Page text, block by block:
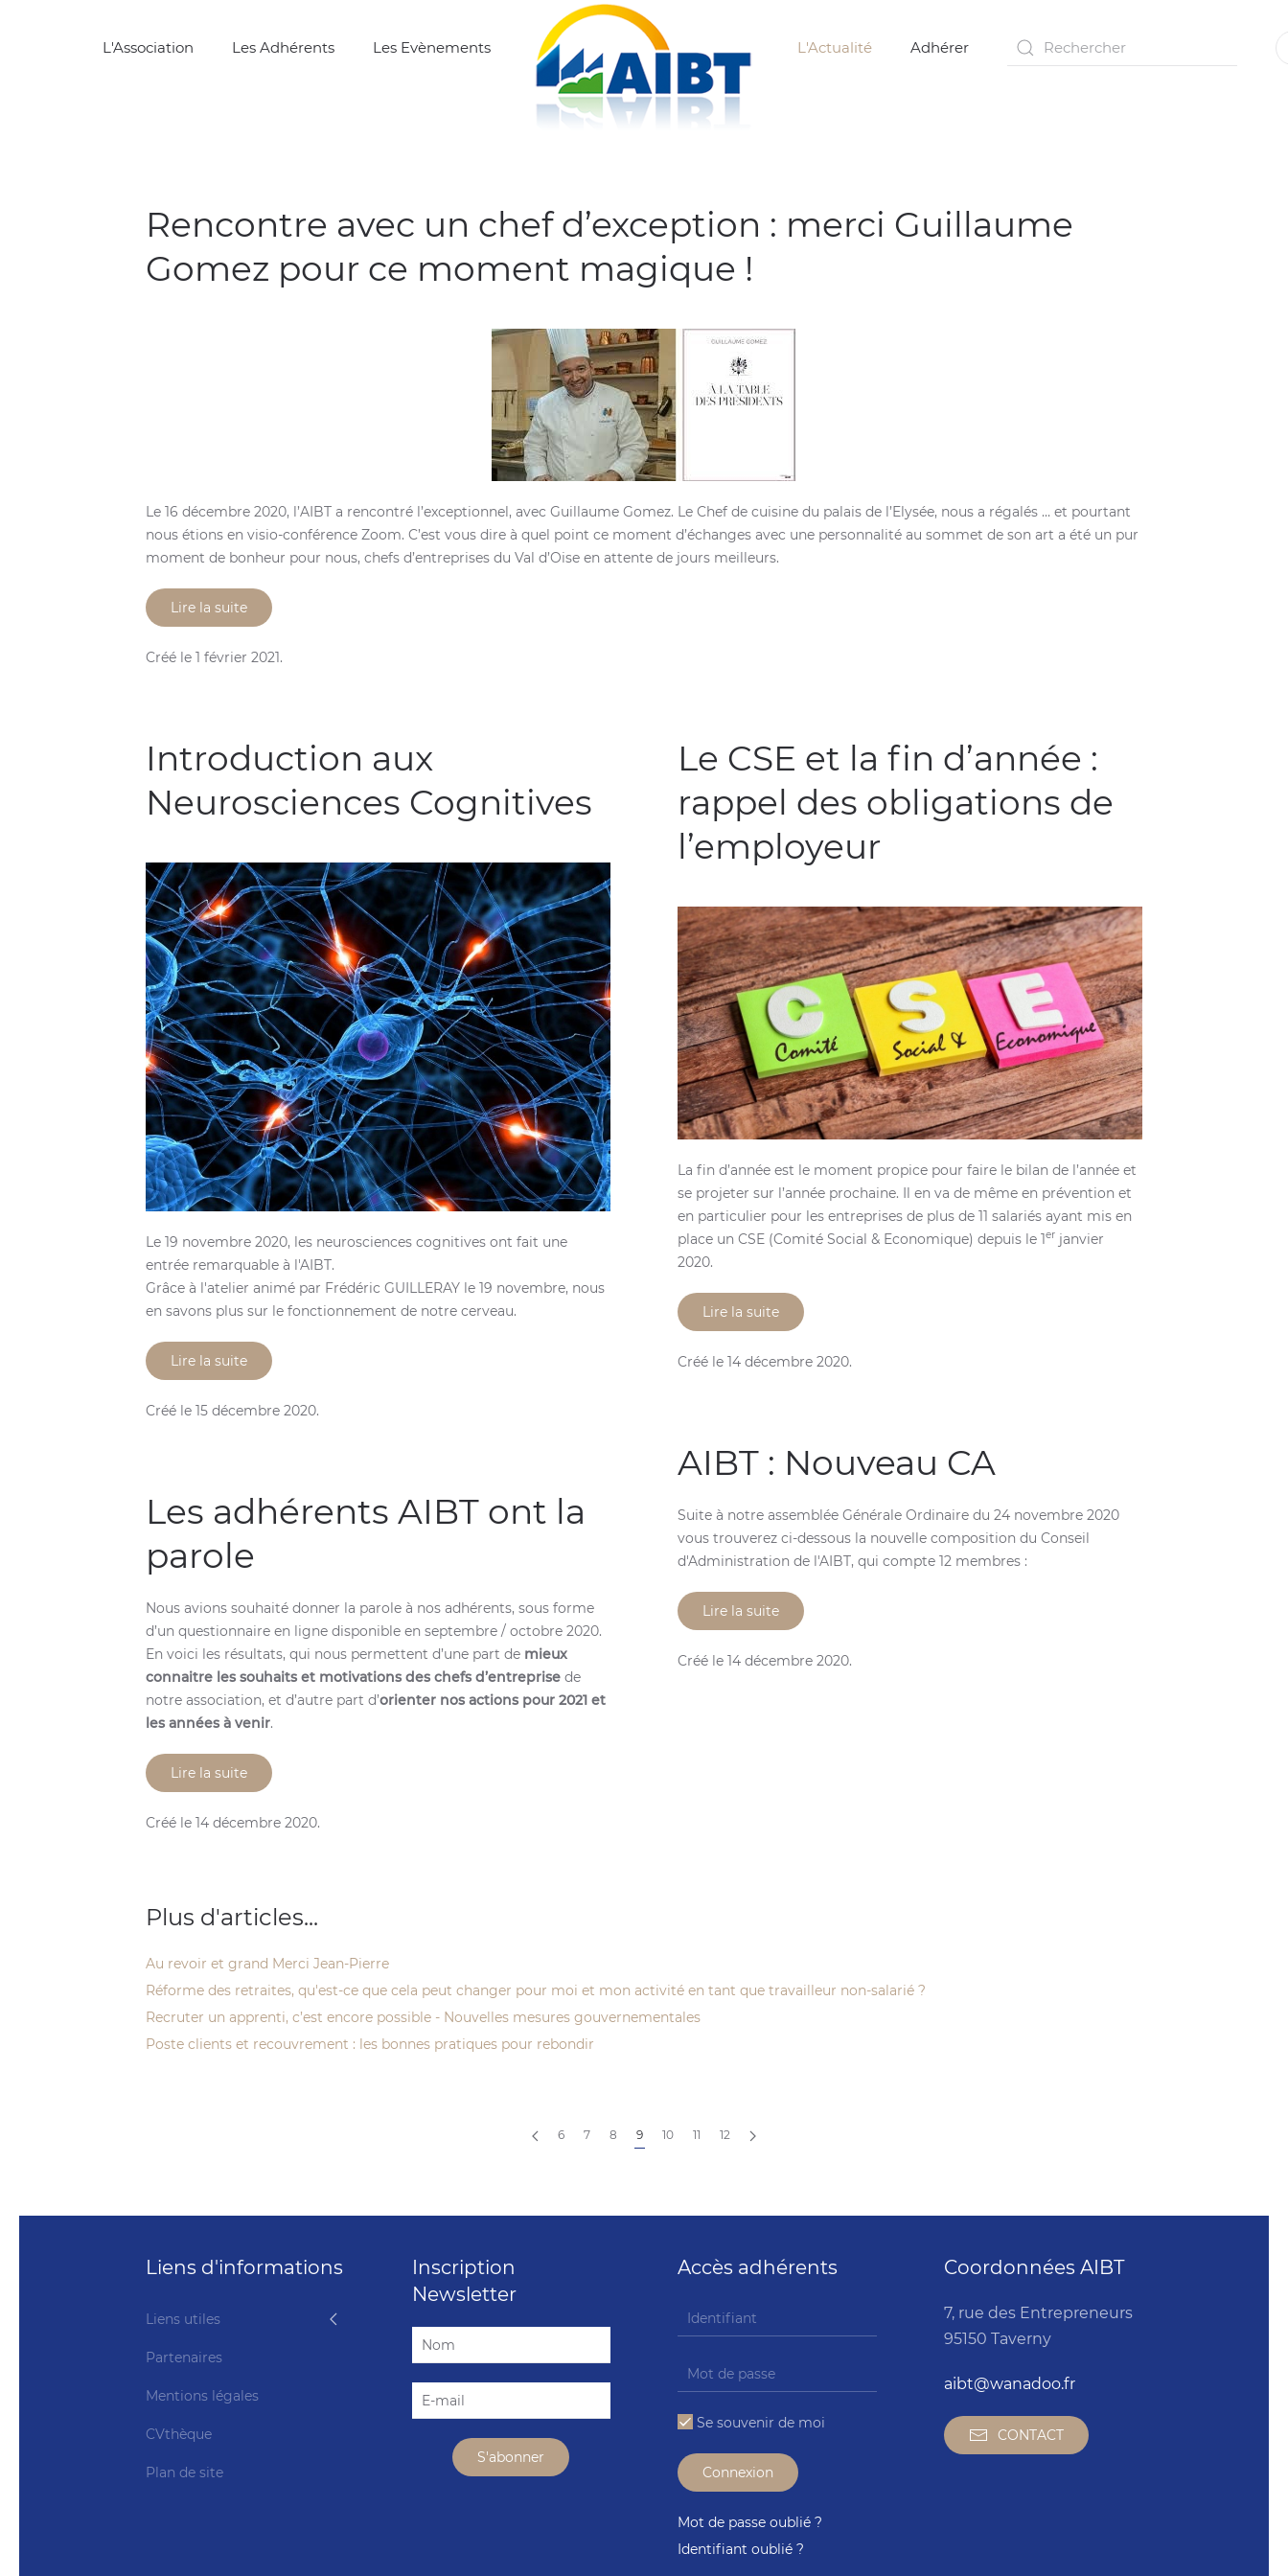
L'Association Les Adhérents Les Evènements L'Actualité Adhérer
Rencontre avec un chef d’exception : merci Guillaume
Gomez pour ce moment magique !
Le 16 décembre 2020, l’AIBT a rencontré l’exceptionnel, avec Guillaume Gomez. Le Chef de cuisine du palais de l’Elysée, nous a régalés … et pourtant
nous étions en visio-conférence Zoom. C’est vous dire à quel point ce moment d’échanges avec une personnalité au sommet de son art a été un pur
moment de bonheur pour nous, chefs d’entreprises du Val d’Oise en attente de jours meilleurs.
Lire la suite
Créé le 1 février 2021.
Introduction aux
Neurosciences Cognitives
Le 19 novembre 2020, les neurosciences cognitives ont fait une
entrée remarquable à l'AIBT.
Grâce à l'atelier animé par Frédéric GUILLERAY le 19 novembre, nous
en savons plus sur le fonctionnement de notre cerveau.
Lire la suite
Créé le 15 décembre 2020.
Le CSE et la fin d’année :
rappel des obligations de
l’employeur
La fin d’année est le moment propice pour faire le bilan de l’année et
se projeter sur l’année prochaine. Il en va de même en prévention et
en particulier pour les entreprises de plus de 11 salariés ayant mis en
place un CSE (Comité Social & Economique) depuis le 1er janvier
2020.
Lire la suite
Créé le 14 décembre 2020.
Les adhérents AIBT ont la
parole
Nous avions souhaité donner la parole à nos adhérents, sous forme
d’un questionnaire en ligne disponible en septembre / octobre 2020.
En voici les résultats, qui nous permettent d’une part de mieux
connaitre les souhaits et motivations des chefs d’entreprise de
notre association, et d’autre part d’orienter nos actions pour 2021 et
les années à venir.
Lire la suite
Créé le 14 décembre 2020.
AIBT : Nouveau CA
Suite à notre assemblée Générale Ordinaire du 24 novembre 2020
vous trouverez ci-dessous la nouvelle composition du Conseil
d'Administration de l'AIBT, qui compte 12 membres :
Lire la suite
Créé le 14 décembre 2020.
Plus d'articles...
Au revoir et grand Merci Jean-Pierre
Réforme des retraites, qu'est-ce que cela peut changer pour moi et mon activité en tant que travailleur non-salarié ?
Recruter un apprenti, c’est encore possible - Nouvelles mesures gouvernementales
Poste clients et recouvrement : les bonnes pratiques pour rebondir
6 7 8 9 10 11 12
Liens d'informations
Liens utiles
Partenaires
Mentions légales
CVthèque
Plan de site
Inscription
Newsletter
Accès adhérents
Se souvenir de moi
Connexion
Mot de passe oublié ?
Identifiant oublié ?
Coordonnées AIBT
7, rue des Entrepreneurs
95150 Taverny
aibt@wanadoo.fr
CONTACT